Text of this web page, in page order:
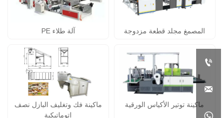
آلة طلاء PE المصمغ مجلد قطعة مزدوجة
ماكينة فك وتغليف البازل نصف
اتوماتيكية
ماكينة توتير الأكياس الورقية

